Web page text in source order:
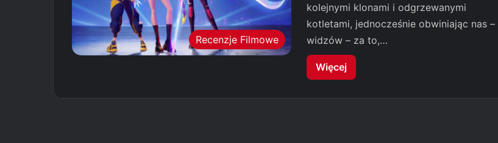
Recenzje Filmowe
kolejnymi klonami i odgrzewanymi
kotletami, jednocześnie obwiniając nas –
widzów – za to,…
Więcej